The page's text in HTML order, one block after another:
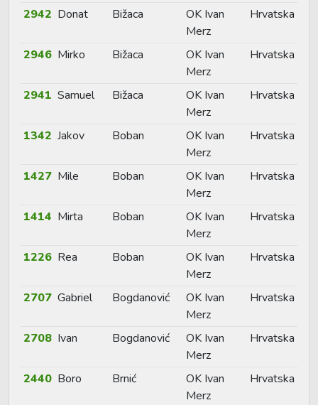
2942 Donat Bižaca
OK Ivan
Merz
Hrvatska
2946 Mirko Bižaca
OK Ivan
Merz
Hrvatska
2941 Samuel Bižaca
OK Ivan
Merz
Hrvatska
1342 Jakov Boban
OK Ivan
Merz
Hrvatska
1427 Mile Boban
OK Ivan
Merz
Hrvatska
1414 Mirta Boban
OK Ivan
Merz
Hrvatska
1226 Rea Boban
OK Ivan
Merz
Hrvatska
2707 Gabriel Bogdanović
OK Ivan
Merz
Hrvatska
2708 Ivan Bogdanović
OK Ivan
Merz
Hrvatska
2440 Boro Brnić
OK Ivan
Merz
Hrvatska